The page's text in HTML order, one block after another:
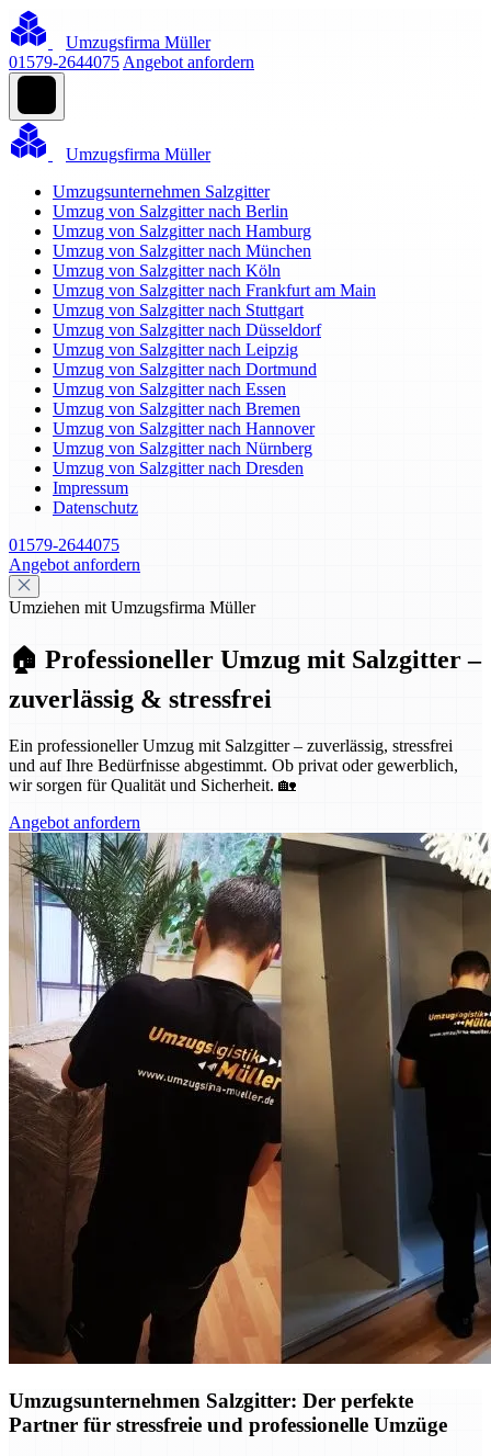
Umzugsfirma Müller
01579-2644075 Angebot anfordern
Umzugsfirma Müller
Umzugsunternehmen Salzgitter
Umzug von Salzgitter nach Berlin
Umzug von Salzgitter nach Hamburg
Umzug von Salzgitter nach München
Umzug von Salzgitter nach Köln
Umzug von Salzgitter nach Frankfurt am Main
Umzug von Salzgitter nach Stuttgart
Umzug von Salzgitter nach Düsseldorf
Umzug von Salzgitter nach Leipzig
Umzug von Salzgitter nach Dortmund
Umzug von Salzgitter nach Essen
Umzug von Salzgitter nach Bremen
Umzug von Salzgitter nach Hannover
Umzug von Salzgitter nach Nürnberg
Umzug von Salzgitter nach Dresden
Impressum
Datenschutz
01579-2644075
Angebot anfordern
Umziehen mit Umzugsfirma Müller
🏠 Professioneller Umzug mit Salzgitter –
zuverlässig & stressfrei
Ein professioneller Umzug mit Salzgitter – zuverlässig, stressfrei
und auf Ihre Bedürfnisse abgestimmt. Ob privat oder gewerblich,
wir sorgen für Qualität und Sicherheit. 🏡
Angebot anfordern
Umzugsunternehmen Salzgitter: Der perfekte
Partner für stressfreie und professionelle Umzüge